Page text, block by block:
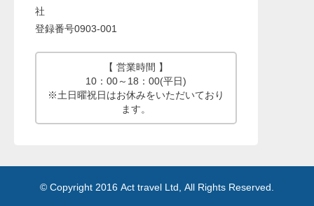
社
登録番号0903-001
【 営業時間 】
10：00～18：00(平日)
※土日曜祝日はお休みをいただいており
ます。
© Copyright 2016 Act travel Ltd, All Rights Reserved.